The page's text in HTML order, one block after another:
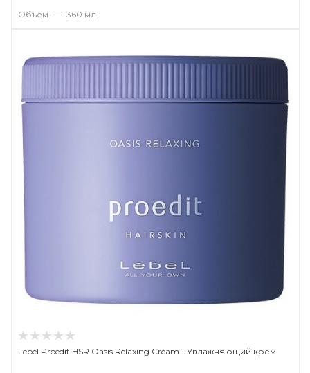
Объем — 360 мл
Lebel Proedit HSR Oasis Relaxing Cream - Увлажняющий крем